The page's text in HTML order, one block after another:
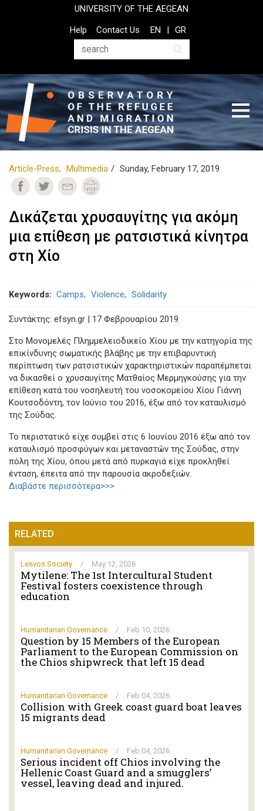
UNIVERSITY OF THE AEGEAN
Top
Header
Help
Contact Us
Search
EN GR
Article-Press Multimedia Sunday, February 17, 2019
Δικάζεται χρυσαυγίτης για ακόμη
μια επίθεση με ρατσιστικά κίνητρα
στη Χίο
Keywords Camps Violence Solidarity
Συντάκτης: efsyn.gr | 17 Φεβρουαρίου 2019
Στο Μονομελές Πλημμελειοδικείο Χίου με την κατηγορία της
επικίνδυνης σωματικής βλάβης με την επιβαρυντική
περίπτωση των ρατσιστικών χαρακτηριστικών παραπέμπεται
να δικασθεί ο χρυσαυγίτης Ματθαίος Μερμηγκούσης για την
επίθεση κατά του νοσηλευτή του νοσοκομείου Χίου Γιάννη
Κουτσοδόντη, τον Ιούνιο του 2016, έξω από τον καταυλισμό
της Σούδας.
Το περιστατικό είχε συμβεί στις 6 Ιουνίου 2016 έξω από τον
καταυλισμό προσφύγων και μεταναστών της Σούδας, στην
πόλη της Χίου, όπου μετά από πυρκαγιά είχε προκληθεί
ένταση, έπειτα από την παρουσία ακροδεξιών.
Διαβάστε περισσότερα>>>
RELATED
Lesvos Society / May 12, 2026
Mytilene: The 1st Intercultural Student
Festival fosters coexistence through
education
Humanitarian Governance / Feb 10, 2026
Question by 15 Members of the European
Parliament to the European Commission on
the Chios shipwreck that left 15 dead
Humanitarian Governance / Feb 04, 2026
Collision with Greek coast guard boat leaves
15 migrants dead
Humanitarian Governance / Feb 04, 2026
Serious incident off Chios involving the
Hellenic Coast Guard and a smugglers’
vessel, leaving dead and injured.